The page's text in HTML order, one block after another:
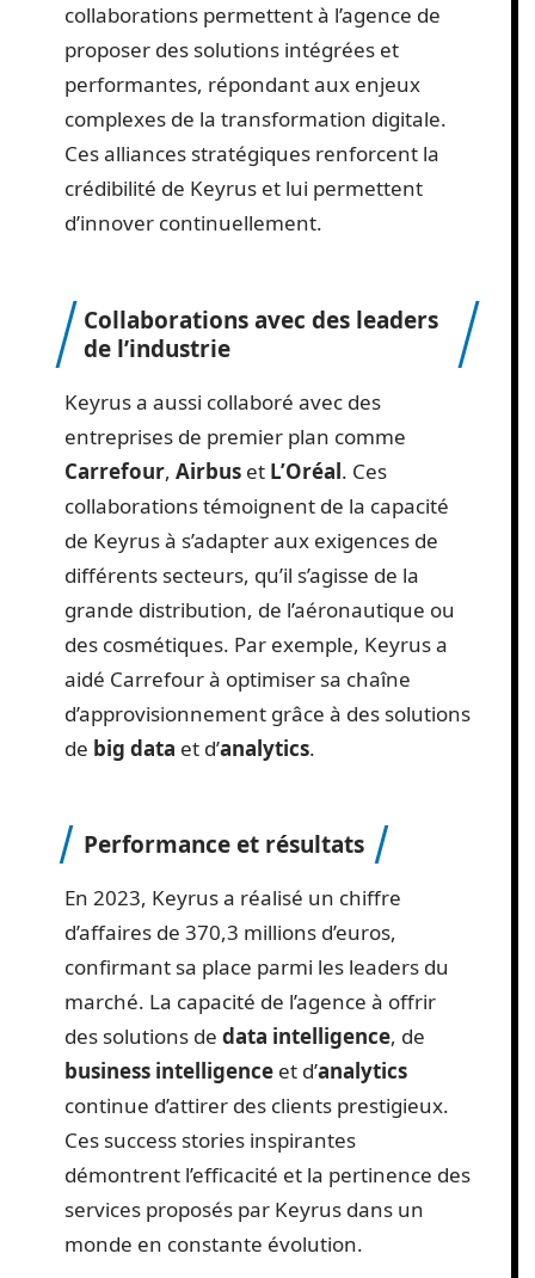
collaborations permettent à l’agence de
proposer des solutions intégrées et
performantes, répondant aux enjeux
complexes de la transformation digitale.
Ces alliances stratégiques renforcent la
crédibilité de Keyrus et lui permettent
d’innover continuellement.
Collaborations avec des leaders
de l’industrie
Keyrus a aussi collaboré avec des
entreprises de premier plan comme
Carrefour, Airbus et L’Oréal. Ces
collaborations témoignent de la capacité
de Keyrus à s’adapter aux exigences de
différents secteurs, qu’il s’agisse de la
grande distribution, de l’aéronautique ou
des cosmétiques. Par exemple, Keyrus a
aidé Carrefour à optimiser sa chaîne
d’approvisionnement grâce à des solutions
de big data et d’analytics.
Performance et résultats
En 2023, Keyrus a réalisé un chiffre
d’affaires de 370,3 millions d’euros,
confirmant sa place parmi les leaders du
marché. La capacité de l’agence à offrir
des solutions de data intelligence, de
business intelligence et d’analytics
continue d’attirer des clients prestigieux.
Ces success stories inspirantes
démontrent l’efficacité et la pertinence des
services proposés par Keyrus dans un
monde en constante évolution.